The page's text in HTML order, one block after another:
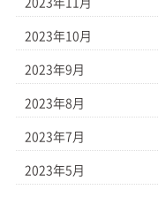
2023年11月
2023年10月
2023年9月
2023年8月
2023年7月
2023年5月